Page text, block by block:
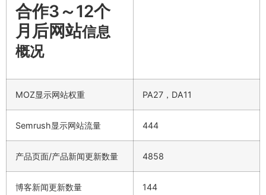
合作3～12个
月后网站信息
概况
MOZ显示网站权重 PA27，DA11
Semrush显示网站流量 444
产品页面/产品新闻更新数量 4858
博客新闻更新数量 144